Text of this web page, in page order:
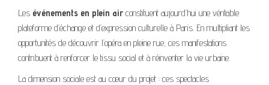
Les événements en plein air constituent aujourd’hui une véritable
plateforme d’échange et d’expression culturelle à Paris. En multipliant les
opportunités de découvrir l’opéra en pleine rue, ces manifestations
contribuent à renforcer le tissu social et à réinventer la vie urbaine.
La dimension sociale est au cœur du projet : ces spectacles